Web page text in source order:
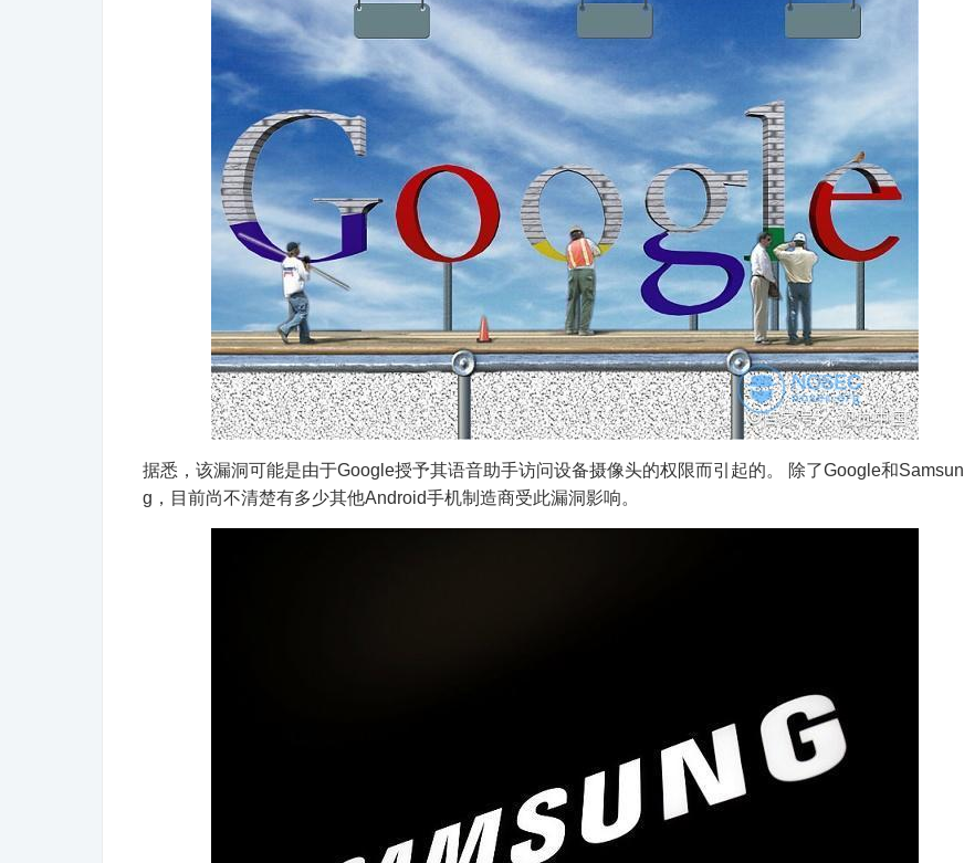
据悉，该漏洞可能是由于Google授予其语音助手访问设备摄像头的权限而引起的。 除了Google和Samsun
g，目前尚不清楚有多少其他Android手机制造商受此漏洞影响。